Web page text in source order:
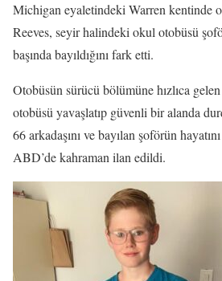
Michigan eyaletindeki Warren kentinde
Reeves, seyir halindeki okul otobüsü
başında bayıldığını fark etti.
Otobüsün sürücü bölümüne hızlıca
otobüsü yavaşlatıp güvenli bir alanda
66 arkadaşını ve bayılan şoförün
ABD’de kahraman ilan edildi.